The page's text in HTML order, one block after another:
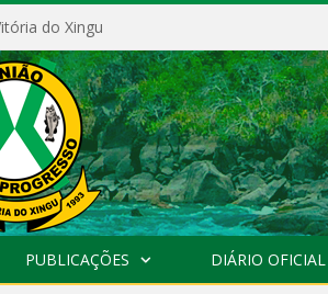
do Xingu
PUBLICAÇÕES DIÁRIO OFICIAL